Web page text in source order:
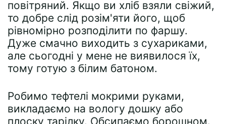
повітряний. Якщо ви хліб взяли свіжий,
то добре слід розім'яти його, щоб
рівномірно розподілити по фаршу.
Дуже смачно виходить з сухариками,
але сьогодні у мене не виявилося їх,
тому готую з білим батоном.
Робимо тефтелі мокрими руками,
викладаємо на вологу дошку або
плоску тарілку. Обсипаємо борошном.